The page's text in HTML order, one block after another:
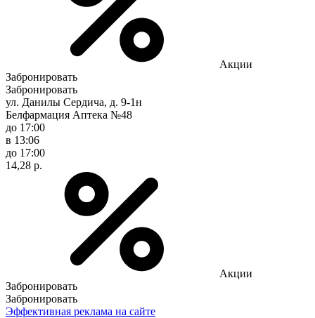
Акции
Забронировать
Забронировать
ул. Данилы Сердича, д. 9-1н
Белфармация Аптека №48
до 17:00
в 13:06
до 17:00
14,28 р.
Акции
Забронировать
Забронировать
Эффективная реклама на сайте